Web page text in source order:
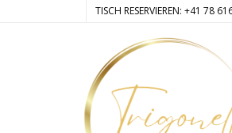
TISCH RESERVIEREN: +41 78